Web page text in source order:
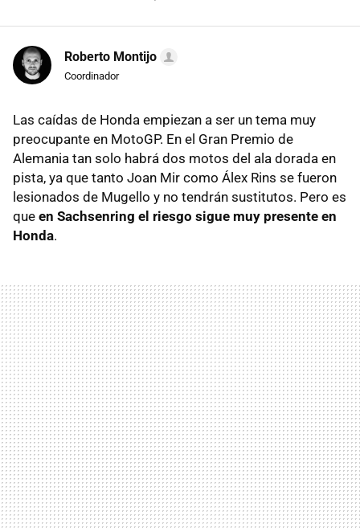
Roberto Montijo
Coordinador
Las caídas de Honda empiezan a ser un tema muy
preocupante en MotoGP. En el Gran Premio de
Alemania tan solo habrá dos motos del ala dorada en
pista, ya que tanto Joan Mir como Álex Rins se fueron
lesionados de Mugello y no tendrán sustitutos. Pero es
que en Sachsenring el riesgo sigue muy presente en
Honda.